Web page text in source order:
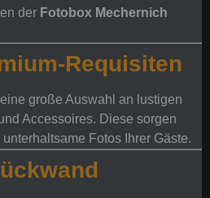
der Fotobox Mechernich
Requisiten
große Auswahl an lustigen
Accessoires. Diese sorgen
Fotos Ihrer Gäste.